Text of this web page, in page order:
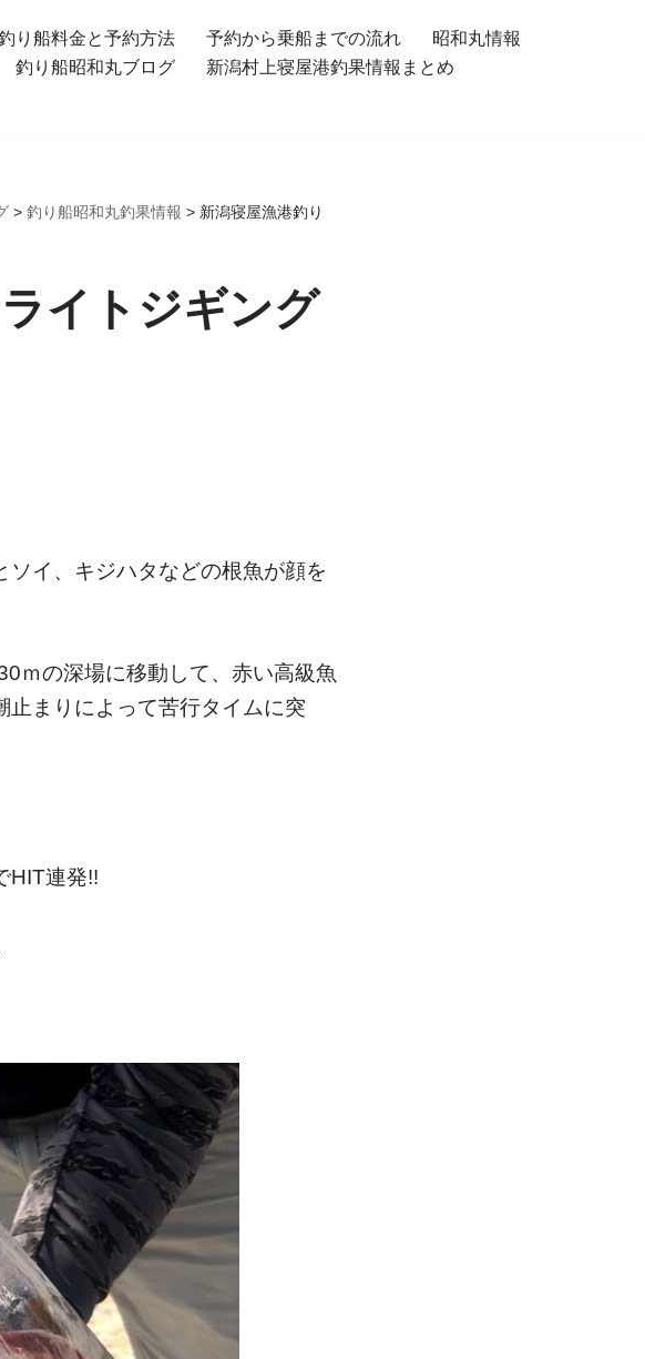
り船料金と予約方法 予約から乗船までの流れ
昭和丸情報
釣り船昭和丸ブログ
新潟村上寝屋港釣果情報まとめ
> 釣り船昭和丸釣果情報 > 新潟寝屋漁港釣り
イトジギング
イ、キジハタなどの根魚が顔を
ｍの深場に移動して、赤い高級魚
止まりによって苦行タイムに突
HIT連発!!